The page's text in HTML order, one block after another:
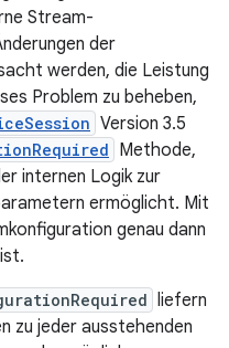
Stream-
der
werden, die Leistung
Problem zu beheben,
Version 3.5
Methode,
internen Logik zur
ermöglicht. Mit
genau dann
liefern
zu jeder ausstehenden